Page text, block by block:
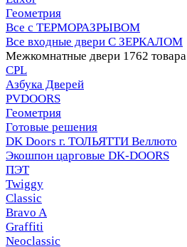
Геометрия
Все с ТЕРМОРАЗРЫВОМ
Все входные двери С ЗЕРКАЛОМ
Межкомнатные двери 1762 товара
CPL
Азбука Дверей
PVDOORS
Геометрия
Готовые решения
DK Doors г. ТОЛЬЯТТИ Веллюто
Экошпон царговые DK-DOORS
ПЭТ
Twiggy
Classic
Bravo A
Graffiti
Neoclassic